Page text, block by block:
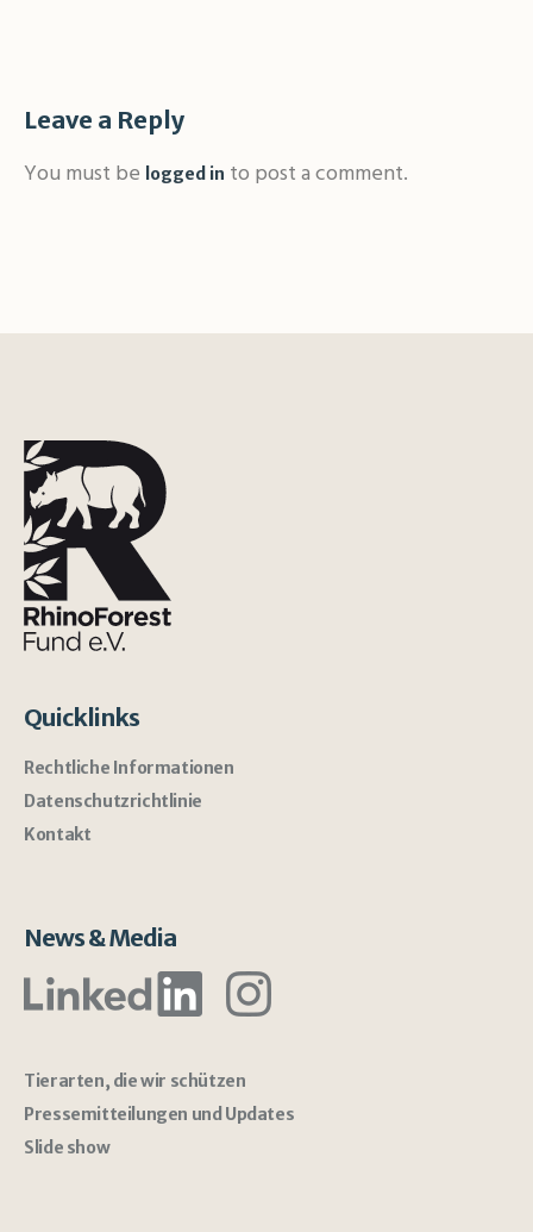
Leave a Reply
You must be logged in to post a comment.
Quicklinks
Rechtliche Informationen
Datenschutzrichtlinie
Kontakt
News & Media
Tierarten, die wir schützen
Pressemitteilungen und Updates
Slide show